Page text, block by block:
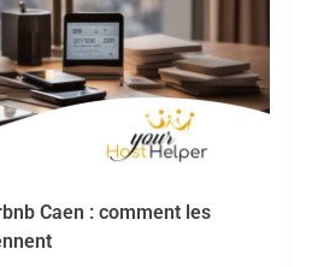
Caen : comment les